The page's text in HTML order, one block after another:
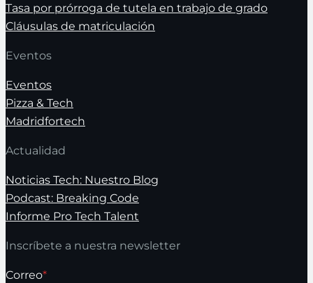
Tasa por prórroga de tutela en trabajo de grado
Cláusulas de matriculación
Eventos
Eventos
Pizza & Tech
Madridfortech
Actualidad
Noticias Tech: Nuestro Blog
Podcast: Breaking Code
Informe Pro Tech Talent
Inscríbete a nuestra newsletter
Correo*